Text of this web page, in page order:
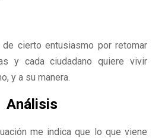
cierto entusiasmo por retomar
y cada ciudadano quiere vivir
y a su manera.
Análisis
me indica que lo que viene